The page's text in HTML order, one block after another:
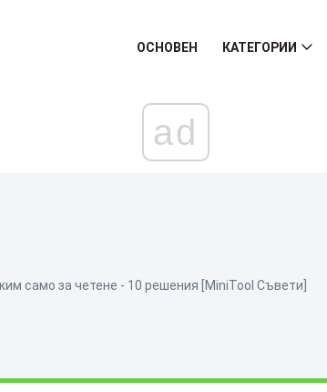
ОСНОВЕН КАТЕГОРИИ
ad
само за четене - 10 решения [MiniTool Съвети]